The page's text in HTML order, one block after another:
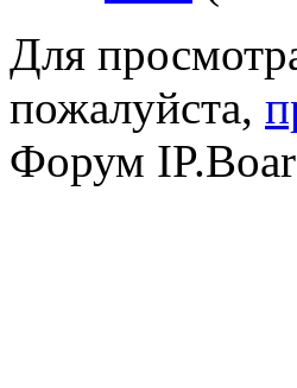
Для
пожалуйста,
Форум